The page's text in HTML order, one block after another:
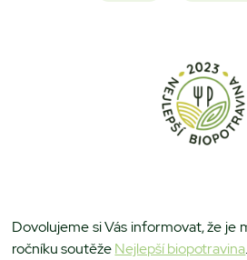
Dovolujeme si Vás informovat, že je
ročníku soutěžeNejlepší biopotravina.